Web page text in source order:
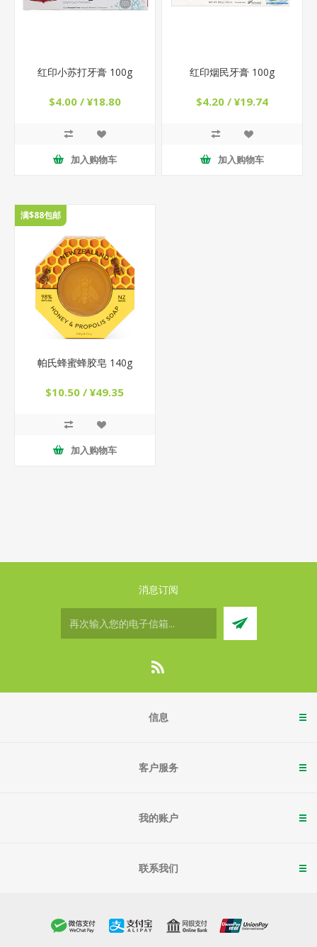
红印小苏打牙膏 100g
$4.00 / ¥18.80
加入购物车
红印烟民牙膏 100g
$4.20 / ¥19.74
加入购物车
满$88包邮
帕氏蜂蜜蜂胶皂 140g
$10.50 / ¥49.35
加入购物车
消息订阅
信息
客户服务
我的账户
联系我们